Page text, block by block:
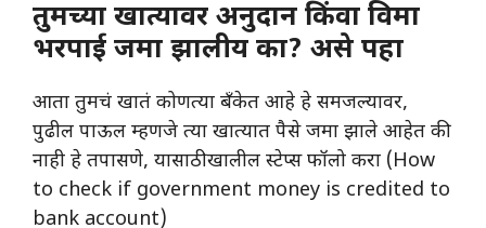
तुमच्या खात्यावर अनुदान किंवा विमा
भरपाई जमा झालीय का? असे पहा
आता तुमचं खातं कोणत्या बँकेत आहे हे समजल्यावर,
पुढील पाऊल म्हणजे त्या खात्यात पैसे जमा झाले आहेत की
नाही हे तपासणे, यासाठी खालील स्टेप्स फॉलो करा (How
to check if government money is credited to
bank account)